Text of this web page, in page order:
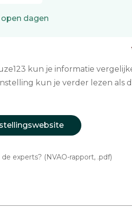
dagen
kun je informatie
kun je verder lezen als
experts? (NVAO-rapport, .pdf)